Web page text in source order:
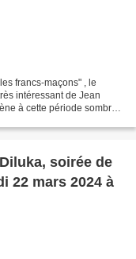
francs-maçons" , le
intéressant de Jean
à cette période sombre
soirée de
22 mars 2024 à